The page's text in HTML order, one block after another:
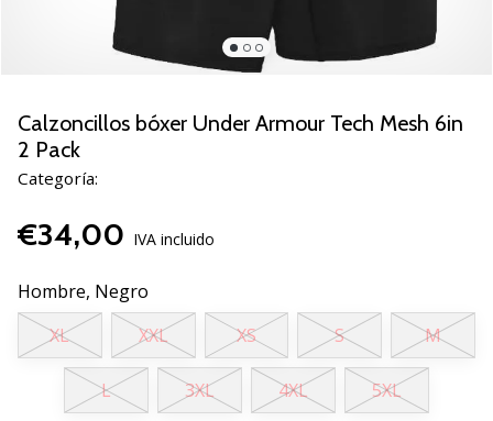
Navidad
para
jugadores
de
¡Nuestros
te
ayudarán
elegir
regalo
Calzoncillos bóxer Under Armour Tech Mesh 6in
2 Pack
Categoría:
€34,00 IVA incluido
Hombre, Negro
XL
XXL XS S M
L 3XL 4XL 5XL